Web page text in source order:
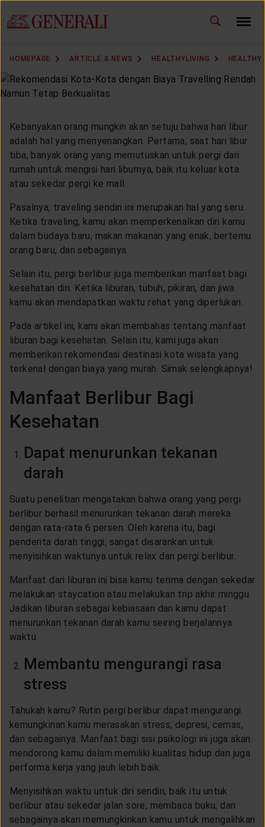
HOMEPAGE ARTICLE & NEWS HEALTHYLIVING HEALTHY
Kebanyakan orang mungkin akan setuju bahwa hari libur
adalah hal yang menyenangkan. Pertama, saat hari libur
tiba, banyak orang yang memutuskan untuk pergi dari
rumah untuk mengisi hari liburnya, baik itu keluar kota
atau sekedar pergi ke mall.
Pasalnya, traveling sendiri ini merupakan hal yang seru.
Ketika traveling, kamu akan memperkenalkan diri kamu
dalam budaya baru, makan makanan yang enak, bertemu
orang baru, dan sebagainya.
Selain itu, pergi berlibur juga memberikan manfaat bagi
kesehatan diri. Ketika liburan, tubuh, pikiran, dan jiwa
kamu akan mendapatkan waktu rehat yang diperlukan.
Pada artikel ini, kami akan membahas tentang manfaat
liburan bagi kesehatan. Selain itu, kami juga akan
memberikan rekomendasi destinasi kota wisata yang
terkenal dengan biaya yang murah. Simak selengkapnya!
Manfaat Berlibur Bagi
Kesehatan
Dapat menurunkan tekanan
darah
Suatu penelitian mengatakan bahwa orang yang pergi
berlibur berhasil menurunkan tekanan darah mereka
dengan rata-rata 6 persen. Oleh karena itu, bagi
penderita darah tinggi, sangat disarankan untuk
menyisihkan waktunya untuk relax dan pergi berlibur.
Manfaat dari liburan ini bisa kamu terima dengan sekedar
melakukan staycation atau melakukan trip akhir minggu.
Jadikan liburan sebagai kebiasaan dan kamu dapat
menurunkan tekanan darah kamu seiring berjalannya
waktu.
Membantu mengurangi rasa
stress
Tahukah kamu? Rutin pergi berlibur dapat mengurangi
kemungkinan kamu merasakan stress, depresi, cemas,
dan sebagainya. Manfaat bagi sisi psikologi ini juga akan
mendorong kamu dalam memiliki kualitas hidup dan juga
performa kerja yang jauh lebih baik.
Menyisihkan waktu untuk diri sendiri, baik itu untuk
berlibur atau sekedar jalan sore, membaca buku, dan
sebagainya akan memungkinkan kamu untuk mengalihkan
CHANGE LANGUAGE ID EN
MARKETING OFFICE
INSURANCE DICTIONARY
OUR SOLUTION
CUSTOMER SERVICE
ABOUT GENERALI
EVENTS